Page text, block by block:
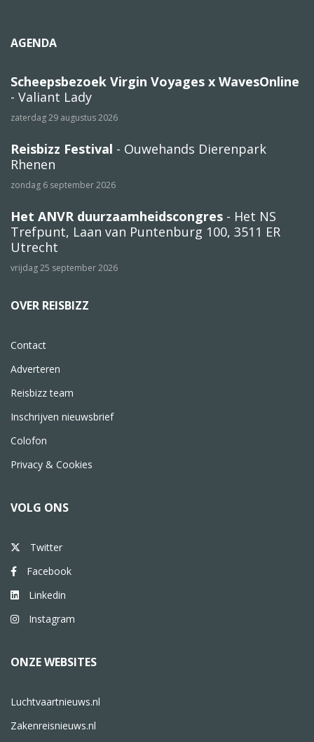
AGENDA
Scheepsbezoek Virgin Voyages x WavesOnline
- Valiant Lady
zaterdag 29 augustus 2026
Reisbizz Festival - Ouwehands Dierenpark
Rhenen
zondag 6 september 2026
Het ANVR duurzaamheidscongres - Het NS
Trefpunt, Laan van Puntenburg 100, 3511 ER
Utrecht
vrijdag 25 september 2026
OVER REISBIZZ
Contact
Adverteren
Reisbizz team
Inschrijven nieuwsbrief
Colofon
Privacy & Cookies
VOLG ONS
Twitter
Facebook
Linkedin
Instagram
ONZE WEBSITES
Luchtvaartnieuws.nl
Zakenreisnieuws.nl